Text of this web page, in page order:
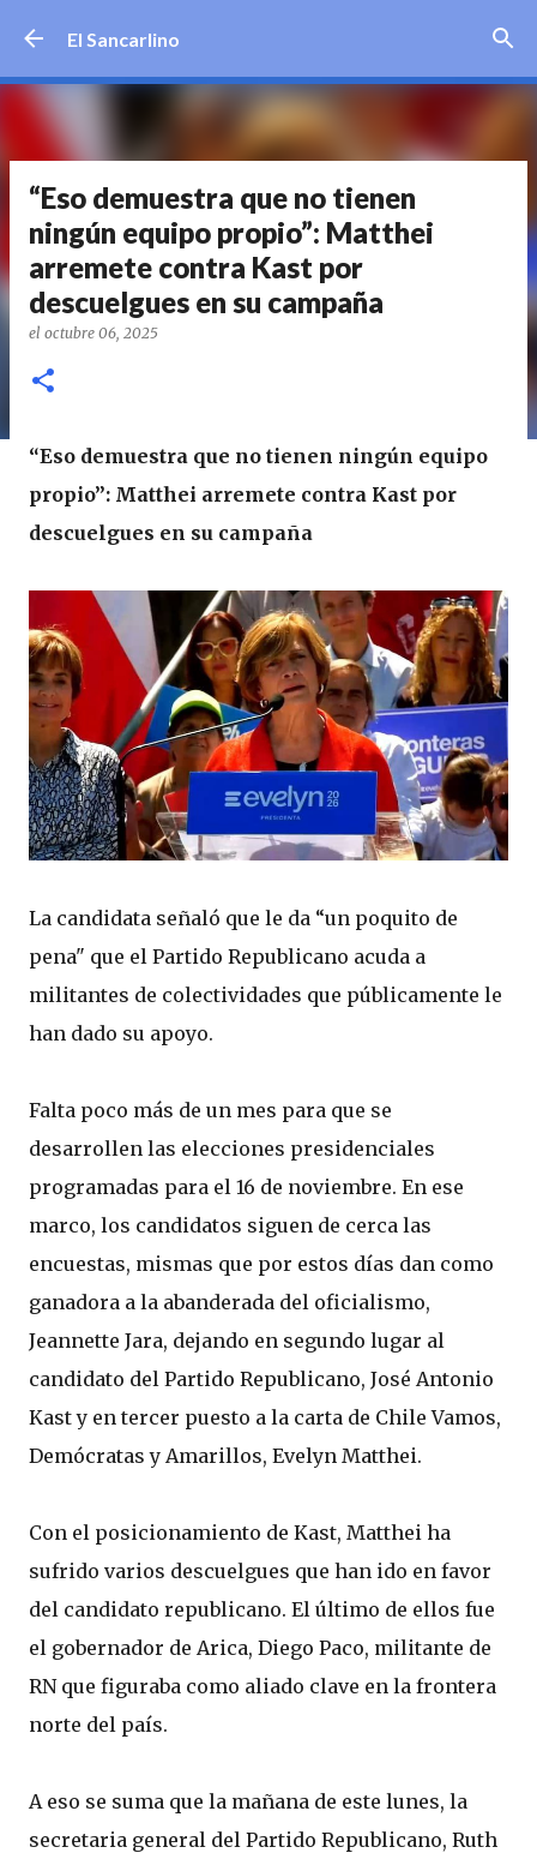
El Sancarlino
“Eso demuestra que no tienen
ningún equipo propio”: Matthei
arremete contra Kast por
descuelgues en su campaña
el octubre 06, 2025
“Eso demuestra que no tienen ningún equipo
propio”: Matthei arremete contra Kast por
descuelgues en su campaña
La candidata señaló que le da “un poquito de
pena" que el Partido Republicano acuda a
militantes de colectividades que públicamente le
han dado su apoyo.
Falta poco más de un mes para que se
desarrollen las elecciones presidenciales
programadas para el 16 de noviembre. En ese
marco, los candidatos siguen de cerca las
encuestas, mismas que por estos días dan como
ganadora a la abanderada del oficialismo,
Jeannette Jara, dejando en segundo lugar al
candidato del Partido Republicano, José Antonio
Kast y en tercer puesto a la carta de Chile Vamos,
Demócratas y Amarillos, Evelyn Matthei.
Con el posicionamiento de Kast, Matthei ha
sufrido varios descuelgues que han ido en favor
del candidato republicano. El último de ellos fue
el gobernador de Arica, Diego Paco, militante de
RN que figuraba como aliado clave en la frontera
norte del país.
A eso se suma que la mañana de este lunes, la
secretaria general del Partido Republicano, Ruth